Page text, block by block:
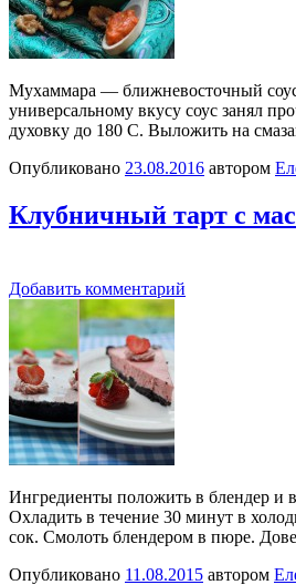
Мухаммара — ближневосточный
универсальному вкусу соус занял
духовку до 180 С. Выложить на
Опубликовано 23.08.2016 автором
Клубничный тарт с
Добавить комментарий
Ингредиенты положить в блендер и
Охладить в течение 30 минут в
сок. Смолоть блендером в пюре.
Опубликовано 11.08.2015 автором